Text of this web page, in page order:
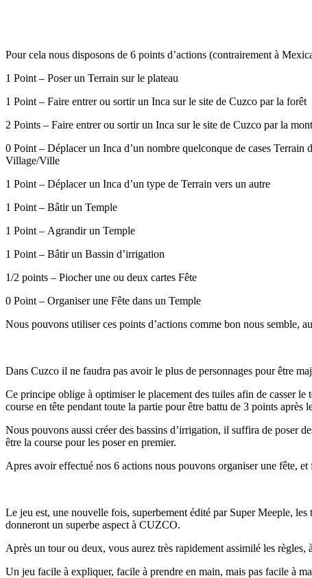
Pour cela nous disposons de 6 points d’actions (contrairement à
1 Point – Poser un Terrain sur le plateau
1 Point – Faire entrer ou sortir un Inca sur le site de Cuzco par la forêt
2 Points – Faire entrer ou sortir un Inca sur le site de Cuzco par la
0 Point – Déplacer un Inca d’un nombre quelconque de cases Terrain
Village/Ville
1 Point – Déplacer un Inca d’un type de Terrain vers un autre
1 Point – Bâtir un Temple
1 Point – Agrandir un Temple
1 Point – Bâtir un Bassin d’irrigation
1/2 points – Piocher une ou deux cartes Fête
0 Point – Organiser une Fête dans un Temple
Nous pouvons utiliser ces points d’actions comme bon nous semble,
Dans Cuzco il ne faudra pas avoir le plus de personnages pour être
Ce principe oblige à optimiser le placement des tuiles afin de casser
course en tête pendant toute la partie pour être battu de 3 points après
Nous pouvons aussi créer des bassins d’irrigation, il suffira de poser
être la course pour les poser en premier.
Apres avoir effectué nos 6 actions nous pouvons organiser une fête,
Le jeu est, une nouvelle fois, superbement édité par Super Meeple,
donneront un superbe aspect à CUZCO.
Après un tour ou deux, vous aurez très rapidement assimilé les règles,
Un jeu facile à expliquer, facile à prendre en main, mais pas facile à